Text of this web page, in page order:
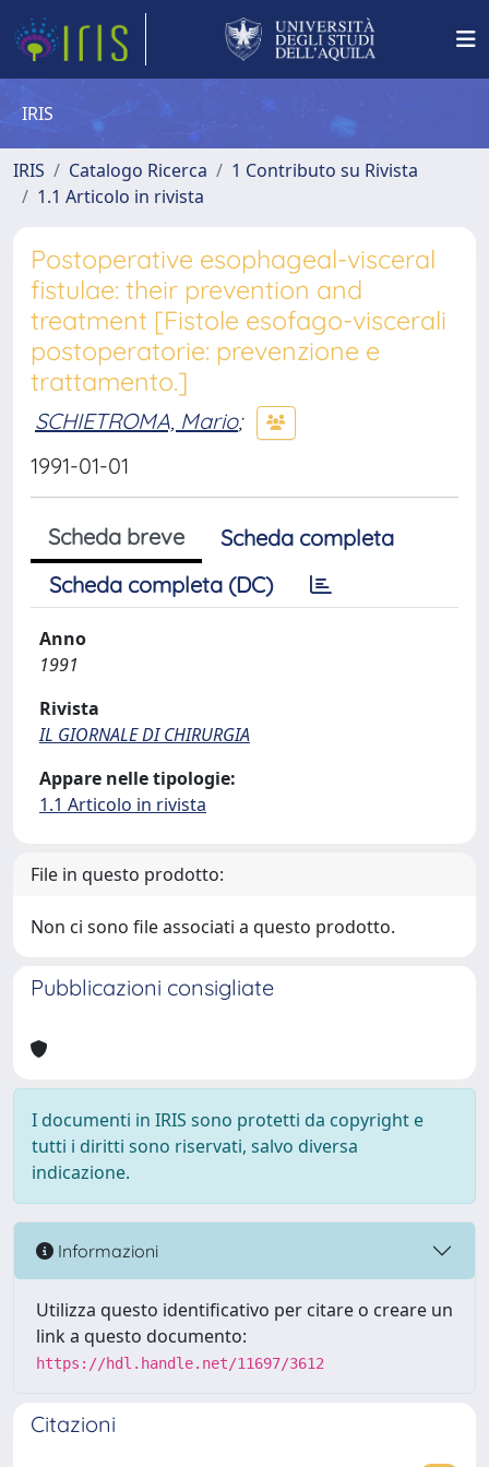
IRIS
IRIS Catalogo Ricerca
1 Contributo su Rivista
1.1 Articolo in rivista
Postoperative esophageal-visceral
fistulae: their prevention and
treatment [Fistole esofago-viscerali
postoperatorie: prevenzione e
trattamento.]
SCHIETROMA, Mario;
1991-01-01
Scheda breve
Scheda completa
Scheda completa (DC)
Anno
1991
Rivista
IL GIORNALE DI CHIRURGIA
Appare nelle tipologie:
1.1 Articolo in rivista
File in questo prodotto:
Non ci sono file associati a questo prodotto.
Pubblicazioni consigliate
I documenti in IRIS sono protetti da copyright e
tutti i diritti sono riservati, salvo diversa
indicazione.
Informazioni
Utilizza questo identificativo per citare o creare un
link a questo documento:
https://hdl.handle.net/11697/3612
Citazioni